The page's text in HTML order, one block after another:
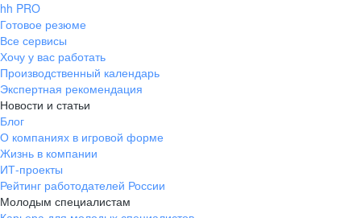
hh PRO
Готовое резюме
Все сервисы
Хочу у вас работать
Производственный календарь
Экспертная рекомендация
Новости и статьи
Блог
О компаниях в игровой форме
Жизнь в компании
ИТ-проекты
Рейтинг работодателей России
Молодым специалистам